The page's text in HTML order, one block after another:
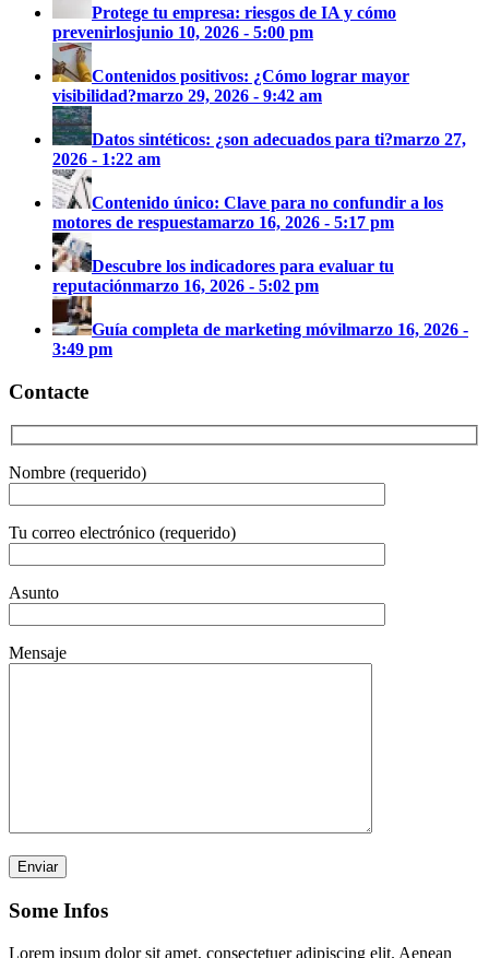
Protege tu empresa: riesgos de IA y cómo
prevenirlosjunio 10, 2026 - 5:00 pm
Contenidos positivos: ¿Cómo lograr mayor
visibilidad?marzo 29, 2026 - 9:42 am
Datos sintéticos: ¿son adecuados para ti?marzo 27,
2026 - 1:22 am
Contenido único: Clave para no confundir a los
motores de respuestamarzo 16, 2026 - 5:17 pm
Descubre los indicadores para evaluar tu
reputaciónmarzo 16, 2026 - 5:02 pm
Guía completa de marketing móvilmarzo 16, 2026 -
3:49 pm
Contacte
Nombre (requerido)
Tu correo electrónico (requerido)
Asunto
Mensaje
Por favor, deja este campo vacío.
Some Infos
Lorem ipsum dolor sit amet, consectetuer adipiscing elit. Aenean